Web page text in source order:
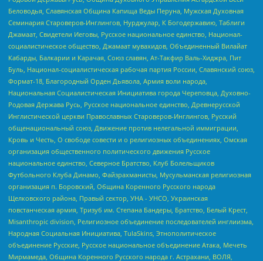
Беловодья, Славянская Община Капища Веды Перуна, Мужская Духовная
Семинария Староверов-Инглингов, Нурджулар, К Богодержавию, Таблиги
Джамаат, Свидетели Иеговы, Русское национальное единство, Национал-
социалистическое общество, Джамаат мувахидов, Объединенный Вилайат
Кабарды, Балкарии и Карачая, Союз славян, Ат-Такфир Валь-Хиджра, Пит
Буль, Национал-социалистическая рабочая партия России, Славянский союз,
Формат-18, Благородный Орден Дьявола, Армия воли народа,
Национальная Социалистическая Инициатива города Череповца, Духовно-
Родовая Держава Русь, Русское национальное единство, Древнерусской
Инглистической церкви Православных Староверов-Инглингов, Русский
общенациональный союз, Движение против нелегальной иммиграции,
Кровь и Честь, О свободе совести и о религиозных объединениях, Омская
организация общественного политического движения Русское
национальное единство, Северное Братство, Клуб Болельщиков
Футбольного Клуба Динамо, Файзрахманисты, Мусульманская религиозная
организация п. Боровский, Община Коренного Русского народа
Щелковского района, Правый сектор, УНА - УНСО, Украинская
повстанческая армия, Тризуб им. Степана Бандеры, Братство, Белый Крест,
Misanthropic division, Религиозное объединение последователей инглиизма,
Народная Социальная Инициатива, TulaSkins, Этнополитическое
объединение Русские, Русское национальное объединение Атака, Мечеть
Мирмамеда, Община Коренного Русского народа г. Астрахани, ВОЛЯ,